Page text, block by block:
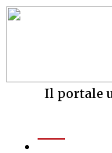
Il portale